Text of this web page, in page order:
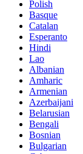
Polish
Basque
Catalan
Esperanto
Hindi
Lao
Albanian
Amharic
Armenian
Azerbaijani
Belarusian
Bengali
Bosnian
Bulgarian